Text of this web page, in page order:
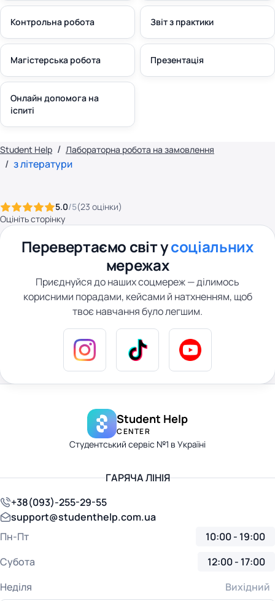
Контрольна робота Звіт з практики
Магістерська робота Презентація
Онлайн допомога на
іспиті
Student Help Лабораторна робота на замовлення
з літератури
5.0/5(23 оцінки)
Оцініть сторінку
Перевертаємо світ усоціальних
мережах
Приєднуйся до наших соцмереж — ділимось
корисними порадами, кейсами й натхненням, щоб
твоє навчання було легшим.
Student Help
CENTER
Студентський сервіс №1 в Україні
ГАРЯЧА ЛІНІЯ
+38(093)-255-29-55
support@studenthelp.com.ua
Пн-Пт
10:00 - 19:00
Субота
12:00 - 17:00
Неділя
Вихідний